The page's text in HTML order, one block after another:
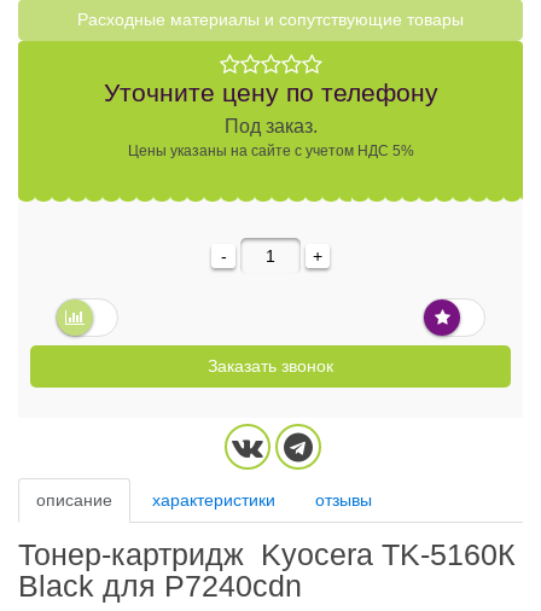
Расходные материалы и cопутствующие товары
Уточните цену по телефону
Под заказ.
Цены указаны на сайте с учетом НДС 5%
- +
Заказать звонок
описание характеристики отзывы
Тонер-картридж Kyocera TK-5160К
Black для P7240cdn